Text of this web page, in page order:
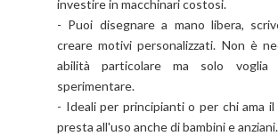
investire in macchinari costosi.
- Puoi disegnare a mano libera,
creare motivi personalizzati. Non è
abilità particolare ma solo
sperimentare.
- Ideali per principianti o per chi ama
presta all'uso anche di bambini e anziani.